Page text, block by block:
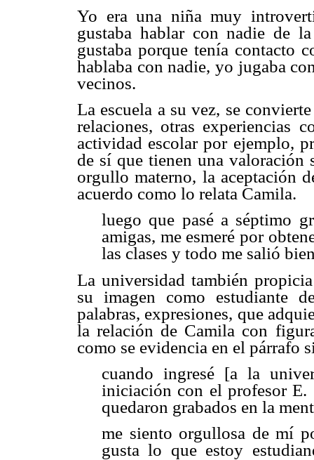
Yo era una niña muy
gustaba hablar con nadie de
gustaba porque tenía contacto
hablaba con nadie, yo jugaba
vecinos.
La escuela a su vez, se
relaciones, otras experiencias
actividad escolar por ejemplo,
de sí que tienen una valoración
orgullo materno, la aceptación
acuerdo como lo relata Camila.
luego que pasé a séptimo
amigas, me esmeré por
las clases y todo me salió
La universidad también
su imagen como estudiante
palabras, expresiones, que
la relación de Camila con
como se evidencia en el párrafo
cuando ingresé [a la
iniciación con el profesor E.
quedaron grabados en la
me siento orgullosa de mí
gusta lo que estoy